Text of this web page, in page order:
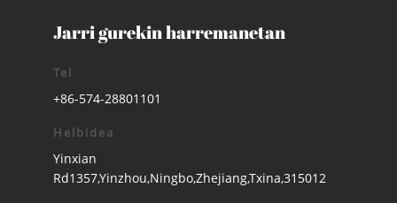
Jarri gurekin harremanetan
Tel
+86-574-28801101
Helbidea
Yinxian
Rd1357,Yinzhou,Ningbo,Zhejiang,Txina,315012